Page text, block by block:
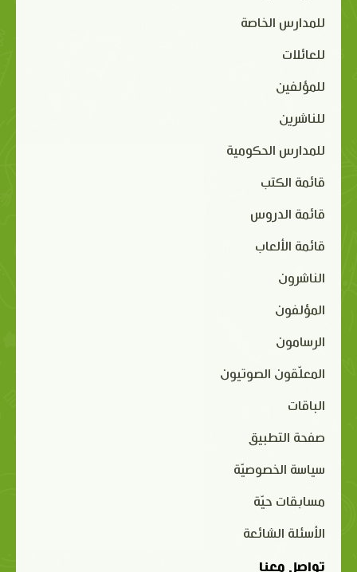
للمدارس الخاصة
للعائلات
للمؤلفين
للناشرين
للمدارس الحكومية
قائمة الكتب
قائمة الدروس
قائمة الألعاب
الناشرون
المؤلفون
الرسامون
المعلّقون الصوتيون
الباقات
صفحة التطبيق
سياسة الخصوصيّة
مسابقات حيّة
الأسئلة الشائعة
تواصل معنا